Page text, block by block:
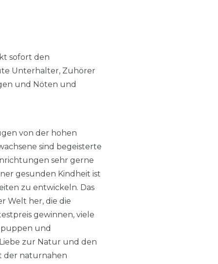
sofort den
Unterhalter, Zuhörer
und Nöten und
von der hohen
sind begeisterte
sehr gerne
gesunden Kindheit ist
zu entwickeln. Das
Welt her, die die
gewinnen, viele
und
zur Natur und den
der naturnahen